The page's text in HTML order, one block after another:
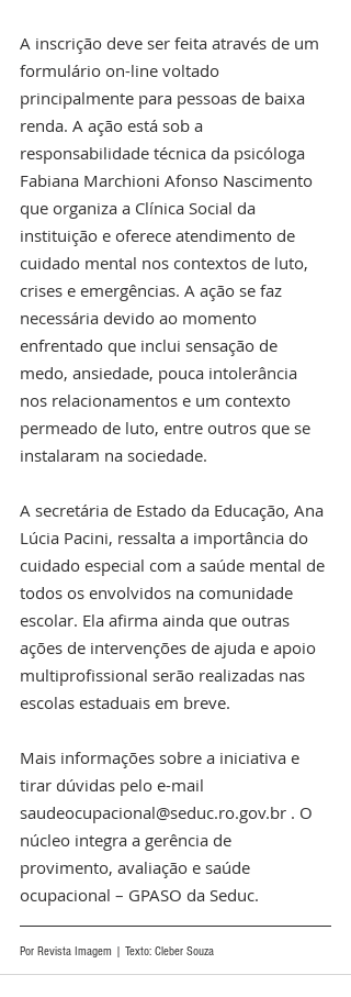
A inscrição deve ser feita através de um
formulário on-line voltado
principalmente para pessoas de baixa
renda. A ação está sob a
responsabilidade técnica da psicóloga
Fabiana Marchioni Afonso Nascimento
que organiza a Clínica Social da
instituição e oferece atendimento de
cuidado mental nos contextos de luto,
crises e emergências. A ação se faz
necessária devido ao momento
enfrentado que inclui sensação de
medo, ansiedade, pouca intolerância
nos relacionamentos e um contexto
permeado de luto, entre outros que se
instalaram na sociedade.
A secretária de Estado da Educação, Ana
Lúcia Pacini, ressalta a importância do
cuidado especial com a saúde mental de
todos os envolvidos na comunidade
escolar. Ela afirma ainda que outras
ações de intervenções de ajuda e apoio
multiprofissional serão realizadas nas
escolas estaduais em breve.
Mais informações sobre a iniciativa e
tirar dúvidas pelo e-mail
saudeocupacional@seduc.ro.gov.br . O
núcleo integra a gerência de
provimento, avaliação e saúde
ocupacional – GPASO da Seduc.
Por Revista Imagem | Texto: Cleber Souza